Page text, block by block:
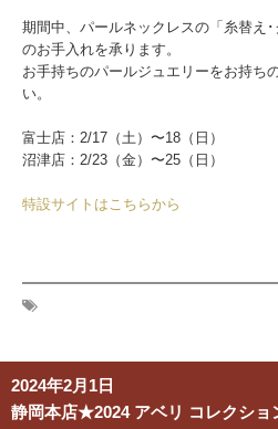
期間中、パールネックレスの「糸替え
のお手入れを承ります。
お手持ちのパールジュエリーをお持ち
い。
富士店：2/17（土）〜18（日）
沼津店：2/23（金）〜25（日）
特設サイトはこちらから
2024年2月1日
静岡本店★2024 アベリ コレクショ